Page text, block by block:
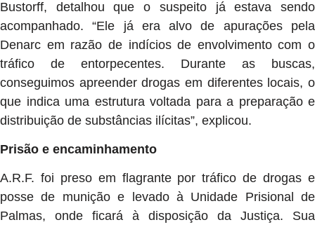
Bustorff, detalhou que o suspeito já estava sendo
acompanhado. “Ele já era alvo de apurações pela
Denarc em razão de indícios de envolvimento com o
tráfico de entorpecentes. Durante as buscas,
conseguimos apreender drogas em diferentes locais, o
que indica uma estrutura voltada para a preparação e
distribuição de substâncias ilícitas”, explicou.
Prisão e encaminhamento
A.R.F. foi preso em flagrante por tráfico de drogas e
posse de munição e levado à Unidade Prisional de
Palmas, onde ficará à disposição da Justiça. Sua